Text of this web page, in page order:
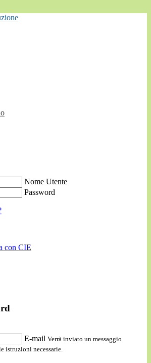
Nome Utente
Password
con CIE
E-mail Verrà inviato un messaggio
istruzioni necessarie.